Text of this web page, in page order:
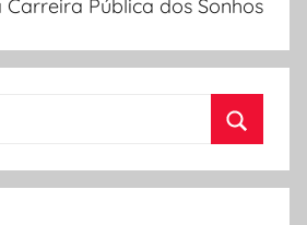
Pública dos Sonhos